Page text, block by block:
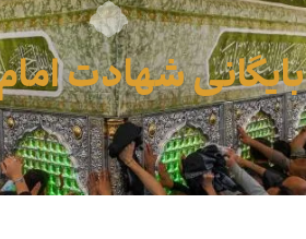
بایگانی شهادت